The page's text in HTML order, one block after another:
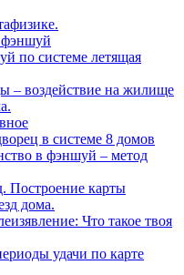
фэншуй
по системе летящая
– воздействие на жилище
в системе 8 домов
в фэншуй – метод
Построение карты
дома.
Что такое твоя
удачи по карте